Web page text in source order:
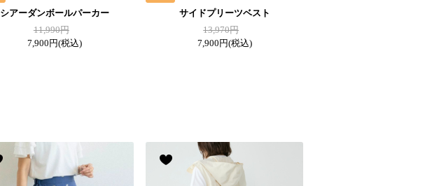
シアーダンボールパーカー
11,990円
7,900円(税込)
サイドプリーツベスト
13,970円
7,900円(税込)